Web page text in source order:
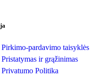
Pirkimo-pardavimo taisyklės
Pristatymas ir grąžinimas
Privatumo Politika